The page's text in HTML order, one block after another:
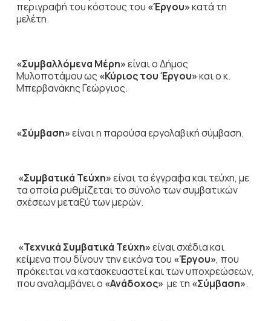
περιγραφή του κόστους του «Έργου»κατά τη
μελέτη.
«Συμβαλλόμενα Μέρη»είναι ο Δήμος
Μυλοποτάμου ως «Κύριος του Έργου»και ο κ.
Μπερβανάκης Γεώργιος.
«Σύμβαση»είναι η παρούσα εργολαβική σύμβαση.
«Συμβατικά Τεύχη»είναι τα έγγραφα και τεύχη, με
τα οποία ρυθμίζεται το σύνολο των συμβατικών
σχέσεων μεταξύ των μερών.
«Τεχνικά Συμβατικά Τεύχη»είναι σχέδια και
κείμενα που δίνουν την εικόνα του «Έργου», που
πρόκειται να κατασκευαστεί και των υποχρεώσεων,
που αναλαμβάνει ο «Ανάδοχος» με τη «Σύμβαση».